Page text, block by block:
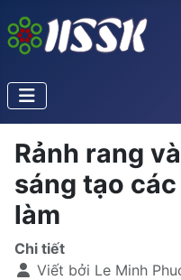
Rảnh rang
sáng tạo
làm
Chi tiết
Viết bởi Le Minh